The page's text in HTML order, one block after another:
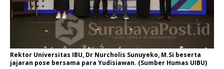
Rektor Universitas IBU, Dr Nurcholis Sunuyeko, M.Si beserta
jajaran pose bersama para Yudisiawan. (Sumber Humas UIBU)